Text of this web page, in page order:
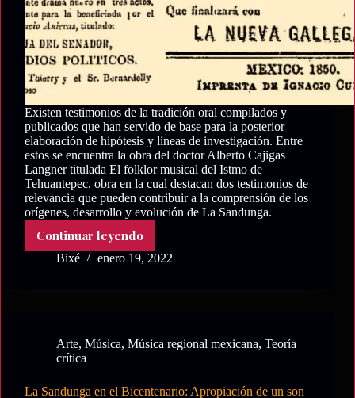
Existen testimonios de la tradición oral compilados y
publicados que han servido de base para la posterior
elaboración de hipótesis y líneas de investigación. Entre
estos se encuentra la obra del doctor Alberto Cajigas
Langner titulada El folklor musical del Istmo de
Tehuantepec, obra en la cual destacan dos testimonios de
relevancia que pueden contribuir a la comprensión de los
orígenes, desarrollo y evolución de La Sandunga.
Continuar leyendo
La
Sandunga
de
un
Istmeño
Bixé enero 19, 2022
Arte, Música, Música regional mexicana, Teoría
crítica
La Sandunga en el Bicentenario: Apropiación de un son